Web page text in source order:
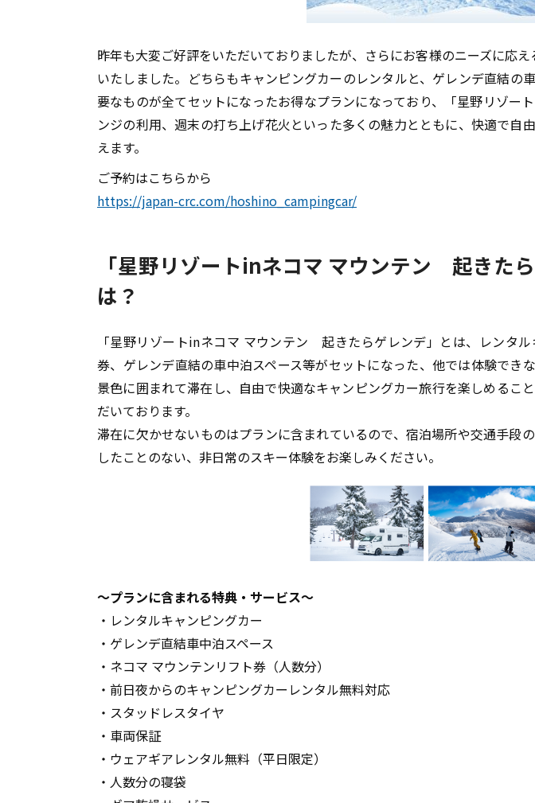
昨年も大変ご好評をいただいておりましたが、さらにお客様のニーズに応
いたしました。どちらもキャンピングカーのレンタルと、ゲレンデ直結の
要なものが全てセットになったお得なプランになっており、「星野リゾ
ンジの利用、週末の打ち上げ花火といった多くの魅力とともに、快適で自
えます。
ご予約はこちらから
https://japan-crc.com/hoshino_campingcar/
「星野リゾートinネコマ マウンテン 起きた
は？
「星野リゾートinネコマ マウンテン 起きたらゲレンデ」とは、レンタ
券、ゲレンデ直結の車中泊スペース等がセットになった、他では体験でき
景色に囲まれて滞在し、自由で快適なキャンピングカー旅行を楽しめるこ
だいております。
滞在に欠かせないものはプランに含まれているので、宿泊場所や交通手段
したことのない、非日常のスキー体験をお楽しみください。
～プランに含まれる特典・サービス～
・レンタルキャンピングカー
・ゲレンデ直結車中泊スペース
・ネコマ マウンテンリフト券（人数分）
・前日夜からのキャンピングカーレンタル無料対応
・スタッドレスタイヤ
・車両保証
・ウェアギアレンタル無料（平日限定）
・人数分の寝袋